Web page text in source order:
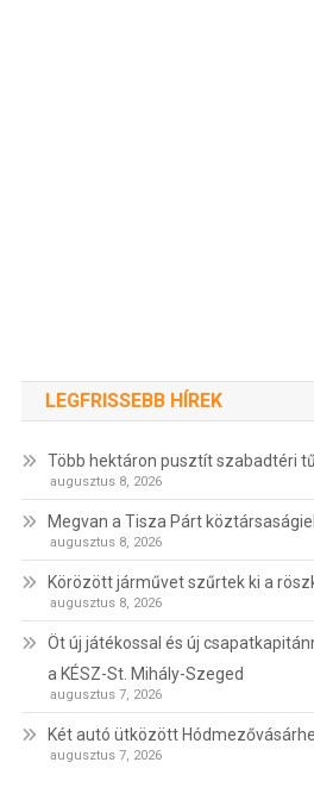
LEGFRISSEBB HÍREK
Több hektáron pusztít szabadtéri
augusztus 8, 2026
Megvan a Tisza Párt
augusztus 8, 2026
Körözött járművet szűrtek ki a
augusztus 8, 2026
Öt új játékossal és új
a KÉSZ-St. Mihály-Szeged
augusztus 7, 2026
Két autó ütközött
augusztus 7, 2026